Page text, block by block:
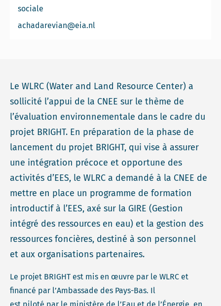
sociale
achadarevian@eia.nl
Le WLRC (Water and Land Resource Center) a
sollicité l’appui de la CNEE sur le thème de
l’évaluation environnementale dans le cadre du
projet BRIGHT. En préparation de la phase de
lancement du projet BRIGHT, qui vise à assurer
une intégration précoce et opportune des
activités d’EES, le WLRC a demandé à la CNEE de
mettre en place un programme de formation
introductif à l’EES, axé sur la GIRE (Gestion
intégré des ressources en eau) et la gestion des
ressources foncières, destiné à son personnel
et aux organisations partenaires.
Le projet BRIGHT est mis en œuvre par le WLRC et
financé par l’Ambassade des Pays-Bas. Il